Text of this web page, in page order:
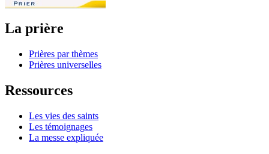
La prière
Prières par thèmes
Prières universelles
Ressources
Les vies des saints
Les témoignages
La messe expliquée